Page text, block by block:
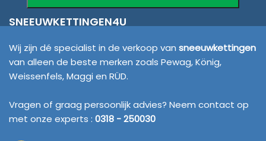
SNEEUWKETTINGEN4U
Wij zijn dé specialist in de verkoop van sneeuwkettingen
van alleen de beste merken zoals Pewag, König,
Weissenfels, Maggi en RÜD.
Vragen of graag persoonlijk advies? Neem contact op
met onze experts : 0318 - 250030